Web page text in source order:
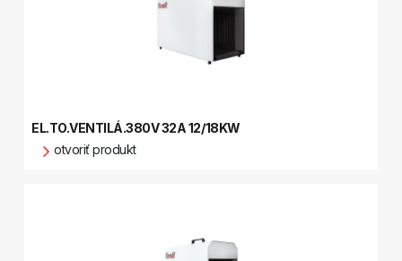
EL.TO.VENTILÁ.380V 32A 12/18KW
otvoriť produkt